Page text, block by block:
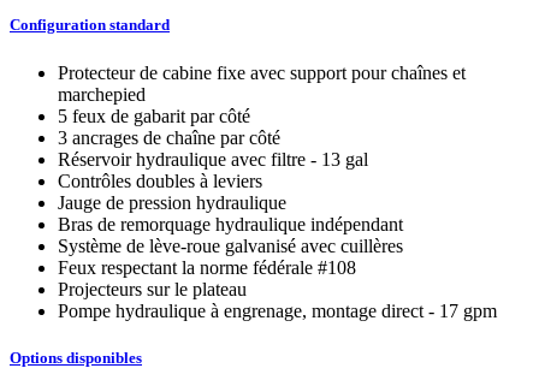
Configuration standard
Protecteur de cabine fixe avec support pour chaînes et
marchepied
5 feux de gabarit par côté
3 ancrages de chaîne par côté
Réservoir hydraulique avec filtre - 13 gal
Contrôles doubles à leviers
Jauge de pression hydraulique
Bras de remorquage hydraulique indépendant
Système de lève-roue galvanisé avec cuillères
Feux respectant la norme fédérale #108
Projecteurs sur le plateau
Pompe hydraulique à engrenage, montage direct - 17 gpm
Options disponibles